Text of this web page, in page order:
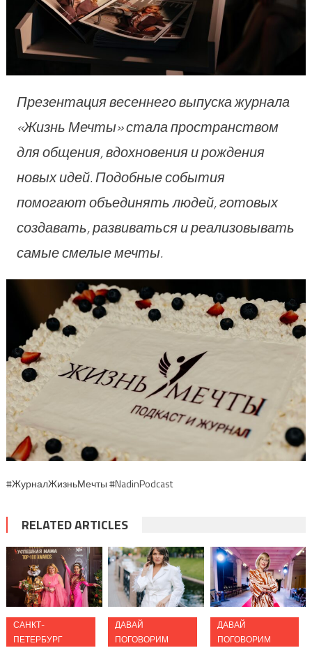
Презентация весеннего выпуска журнала
«Жизнь Мечты» стала пространством
для общения, вдохновения и рождения
новых идей. Подобные события
помогают объединять людей, готовых
создавать, развиваться и реализовывать
самые смелые мечты.
#ЖурналЖизньМечты #NadinPodcast
RELATED ARTICLES
САНКТ-
ПЕТЕРБУРГ
ДАВАЙ
ПОГОВОРИМ
ДАВАЙ
ПОГОВОРИМ